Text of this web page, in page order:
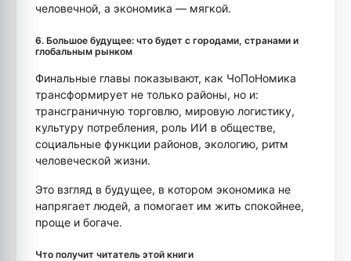
человечной, а экономика — мягкой.
6. Большое будущее: что будет с городами, странами и
глобальным рынком
Финальные главы показывают, как ЧоПоНомика
трансформирует не только районы, но и:
трансграничную торговлю, мировую логистику,
культуру потребления, роль ИИ в обществе,
социальные функции районов, экологию, ритм
человеческой жизни.
Это взгляд в будущее, в котором экономика не
напрягает людей, а помогает им жить спокойнее,
проще и богаче.
Что получит читатель этой книги